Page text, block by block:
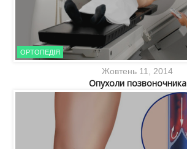
ОРТОПЕДІЯ
Жовтень 11, 2014
Опухоли позвоночника